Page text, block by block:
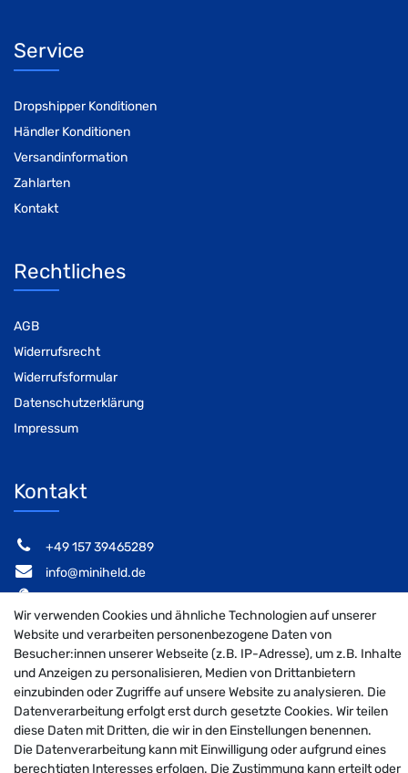
Service
Dropshipper Konditionen
Händler Konditionen
Versandinformation
Zahlarten
Kontakt
Rechtliches
AGB
Widerrufsrecht
Widerrufsformular
Datenschutzerklärung
Impressum
Kontakt
‭+49 157 39465289‬
info@miniheld.de
Elsa-Brändström-Stieg 6, 22846 Norderstedt
MiniHeld B2B auf Facebook
MiniHeld B2B auf Instagram!
MiniHeld B2B auf Pintarest
© 2026 MiniHeld B2B
Wir verwenden Cookies und ähnliche Technologien auf unserer
Website und verarbeiten personenbezogene Daten von
Besucher:innen unserer Webseite (z.B. IP-Adresse), um z.B. Inhalte
und Anzeigen zu personalisieren, Medien von Drittanbietern
einzubinden oder Zugriffe auf unsere Website zu analysieren. Die
Datenverarbeitung erfolgt erst durch gesetzte Cookies. Wir teilen
diese Daten mit Dritten, die wir in den Einstellungen benennen.
Die Datenverarbeitung kann mit Einwilligung oder aufgrund eines
berechtigten Interesses erfolgen. Die Zustimmung kann erteilt oder